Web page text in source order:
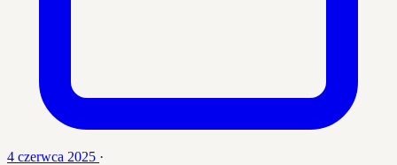
4 czerwca 2025 ·